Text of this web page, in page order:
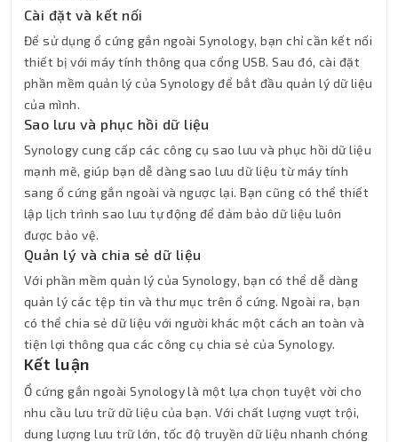
Cài đặt và kết nối
Để sử dụng ổ cứng gắn ngoài Synology, bạn chỉ cần kết nối
thiết bị với máy tính thông qua cổng USB. Sau đó, cài đặt
phần mềm quản lý của Synology để bắt đầu quản lý dữ liệu
của mình.
Sao lưu và phục hồi dữ liệu
Synology cung cấp các công cụ sao lưu và phục hồi dữ liệu
mạnh mẽ, giúp bạn dễ dàng sao lưu dữ liệu từ máy tính
sang ổ cứng gắn ngoài và ngược lại. Bạn cũng có thể thiết
lập lịch trình sao lưu tự động để đảm bảo dữ liệu luôn
được bảo vệ.
Quản lý và chia sẻ dữ liệu
Với phần mềm quản lý của Synology, bạn có thể dễ dàng
quản lý các tệp tin và thư mục trên ổ cứng. Ngoài ra, bạn
có thể chia sẻ dữ liệu với người khác một cách an toàn và
tiện lợi thông qua các công cụ chia sẻ của Synology.
Kết luận
Ổ cứng gắn ngoài Synology là một lựa chọn tuyệt vời cho
nhu cầu lưu trữ dữ liệu của bạn. Với chất lượng vượt trội,
dung lượng lưu trữ lớn, tốc độ truyền dữ liệu nhanh chóng